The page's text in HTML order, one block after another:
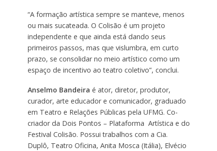
“A formação artística sempre se manteve, menos
ou mais sucateada. O Colisão é um projeto
independente e que ainda está dando seus
primeiros passos, mas que vislumbra, em curto
prazo, se consolidar no meio artístico como um
espaço de incentivo ao teatro coletivo”, conclui.
Anselmo Bandeira é ator, diretor, produtor,
curador, arte educador e comunicador, graduado
em Teatro e Relações Públicas pela UFMG. Co-
criador da Dois Pontos – Plataforma Artística e do
Festival Colisão. Possui trabalhos com a Cia.
Duplô, Teatro Oficina, Anita Mosca (Itália), Elvécio